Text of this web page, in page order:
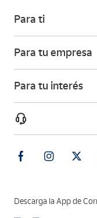
Para ti
Para tu empresa
Para tu interés
Descarga la App de